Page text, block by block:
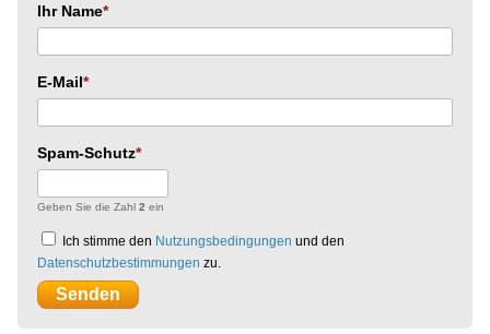
Ihr Name
E-Mail
Spam-Schutz
Geben Sie die Zahl 2 ein
Ich stimme den Nutzungsbedingungen und den
Datenschutzbestimmungen zu.